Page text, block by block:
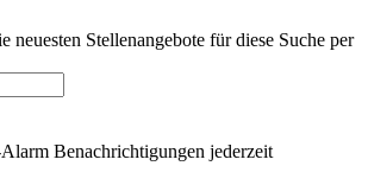
neuesten Stellenangebote für diese Suche per
Benachrichtigungen jederzeit